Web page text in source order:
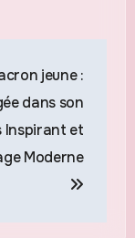
jeune :
dans son
Inspirant et
Moderne